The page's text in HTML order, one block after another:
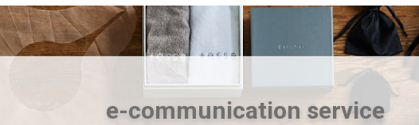
e-communication service